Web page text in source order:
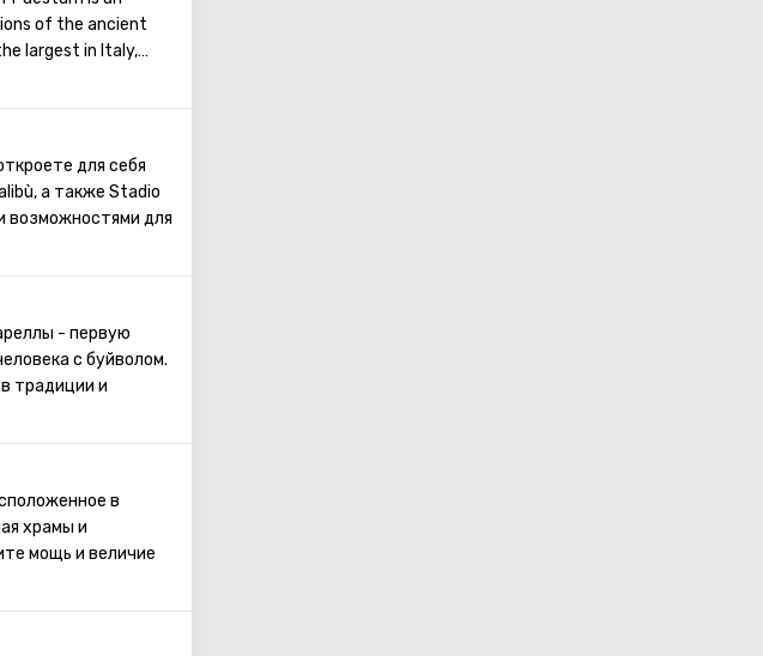
of the ancient
largest in Italy,
for visitors.
для себя
а также Stadio
возможностями для
- первую
с буйволом.
традиции и
этом процессе.
в
храмы и
мощь и величие
Пестум - это